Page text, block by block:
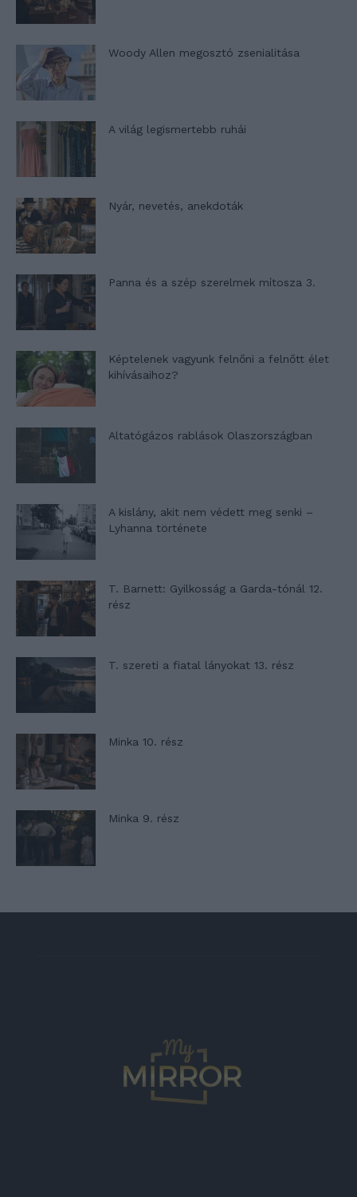
Woody Allen megosztó zsenialitása
A világ legismertebb ruhái
Nyár, nevetés, anekdoták
Panna és a szép szerelmek mítosza 3.
Képtelenek vagyunk felnőni a felnőtt élet
kihívásaihoz?
Altatógázos rablások Olaszországban
A kislány, akit nem védett meg senki –
Lyhanna története
T. Barnett: Gyilkosság a Garda-tónál 12.
rész
T. szereti a fiatal lányokat 13. rész
Minka 10. rész
Minka 9. rész